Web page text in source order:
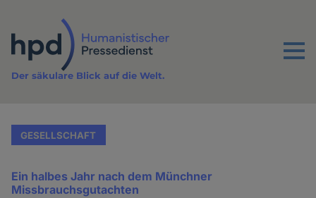
Inhalt
Menu
Der säkulare Blick auf die Welt.
GESELLSCHAFT
Ein halbes Jahr nach dem Münchner
Missbrauchsgutachten